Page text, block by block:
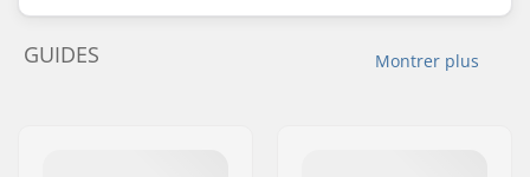
Montrer plus
GUIDES